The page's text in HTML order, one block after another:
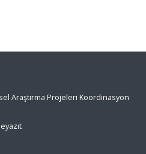
Araştırma Projeleri Koordinasyon